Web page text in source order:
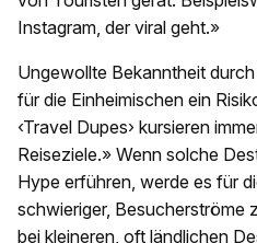
Instagram, der viral geht.»
Ungewollte Bekanntheit
für die Einheimischen ein
‹Travel Dupes› kursieren
Reiseziele.» Wenn solche
Hype erführen, werde es für
schwieriger, Besucherströme
bei kleineren, oft ländlichen